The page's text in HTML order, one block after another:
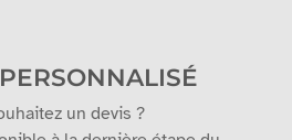
un devis ?